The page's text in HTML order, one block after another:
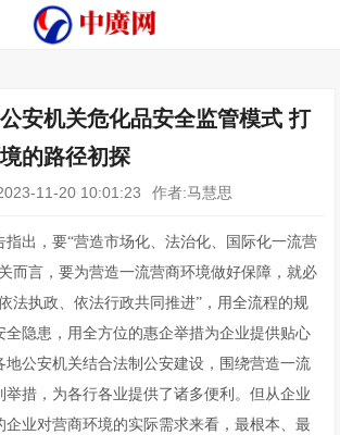
安机关危化品安全监管模式 打
的路径初探
11-20 10:01:23 作者:马慧思
指出，要“营造市场化、法治化、国际化一流营
而言，要为营造一流营商环境做好保障，就必
法执政、依法行政共同推进”，用全流程的规
全隐患，用全方位的惠企举措为企业提供贴心
地公安机关结合法制公安建设，围绕营造一流
举措，为各行各业提供了诸多便利。但从企业
企业对营商环境的实际需求来看，最根本、最